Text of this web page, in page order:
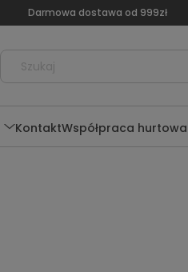
Darmowa dostawa od 999zł
KontaktWspółpraca hurtowa